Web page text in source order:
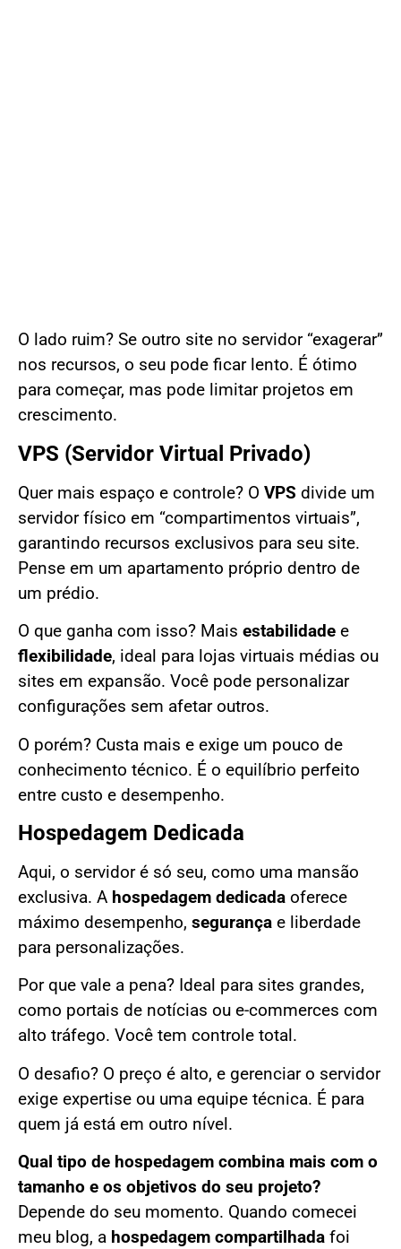
O lado ruim? Se outro site no servidor “exagerar”
nos recursos, o seu pode ficar lento. É ótimo
para começar, mas pode limitar projetos em
crescimento.
VPS (Servidor Virtual Privado)
Quer mais espaço e controle? O VPS divide um
servidor físico em “compartimentos virtuais”,
garantindo recursos exclusivos para seu site.
Pense em um apartamento próprio dentro de
um prédio.
O que ganha com isso? Mais estabilidade e
flexibilidade, ideal para lojas virtuais médias ou
sites em expansão. Você pode personalizar
configurações sem afetar outros.
O porém? Custa mais e exige um pouco de
conhecimento técnico. É o equilíbrio perfeito
entre custo e desempenho.
Hospedagem Dedicada
Aqui, o servidor é só seu, como uma mansão
exclusiva. A hospedagem dedicada oferece
máximo desempenho, segurança e liberdade
para personalizações.
Por que vale a pena? Ideal para sites grandes,
como portais de notícias ou e-commerces com
alto tráfego. Você tem controle total.
O desafio? O preço é alto, e gerenciar o servidor
exige expertise ou uma equipe técnica. É para
quem já está em outro nível.
Qual tipo de hospedagem combina mais com o
tamanho e os objetivos do seu projeto?
Depende do seu momento. Quando comecei
meu blog, a hospedagem compartilhada foi